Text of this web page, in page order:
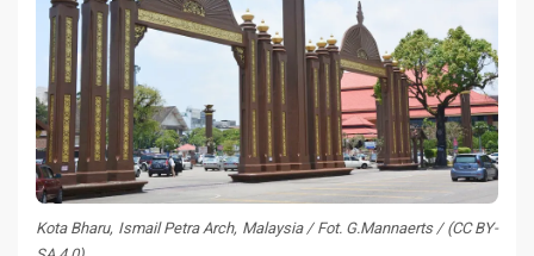
Kota Bharu, Ismail Petra Arch, Malaysia / Fot. G.Mannaerts / (CC BY-